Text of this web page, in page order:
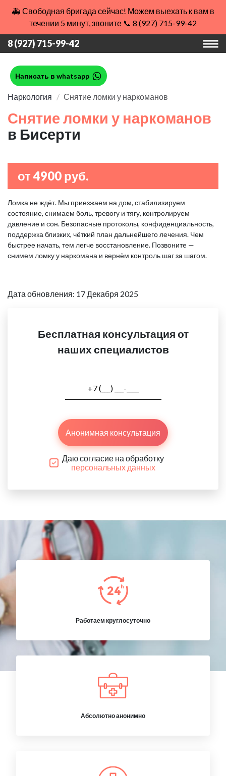
🚑 Свободная бригада сейчас! Можем выехать к вам в
течении 5 минут, звоните 📞 8 (927) 715-99-42
8 (927) 715-99-42
Написать в whatsapp
Наркология Снятие ломки у наркоманов
Снятие ломки у наркоманов
в Бисерти
от 4900 руб.
Ломка не ждёт. Мы приезжаем на дом, стабилизируем
состояние, снимаем боль, тревогу и тягу, контролируем
давление и сон. Безопасные протоколы, конфиденциальность,
поддержка близких, чёткий план дальнейшего лечения. Чем
быстрее начать, тем легче восстановление. Позвоните —
снимем ломку у наркомана и вернём контроль шаг за шагом.
Дата обновления: 17 Декабря 2025
Бесплатная консультация от
наших специалистов
Анонимная консультация
Даю согласие на обработку
персональных данных
Работаем круглосуточно
Абсолютно анонимно